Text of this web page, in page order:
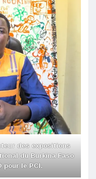
des expositions
du Burkina Faso
pour le PCI.